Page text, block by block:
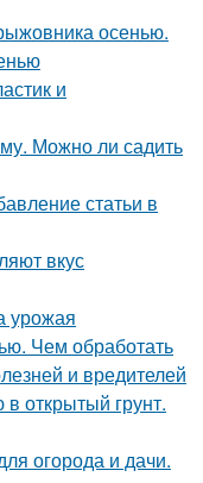
осенью.
и
Можно ли садить
статьи в
вкус
урожая
Чем обработать
и вредителей
в открытый грунт.
огорода и дачи.